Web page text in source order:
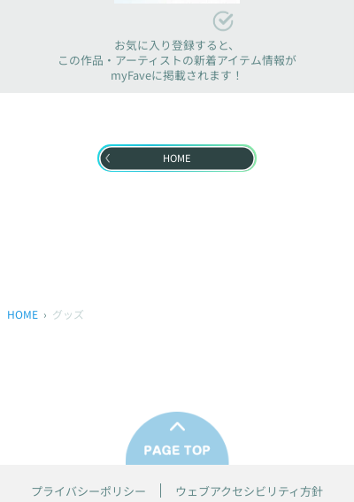
お気に入り登録すると、
この作品・アーティストの新着アイテム情報が
myFaveに掲載されます！
HOME
HOME グッズ
プライバシーポリシー ウェブアクセシビリティ方針